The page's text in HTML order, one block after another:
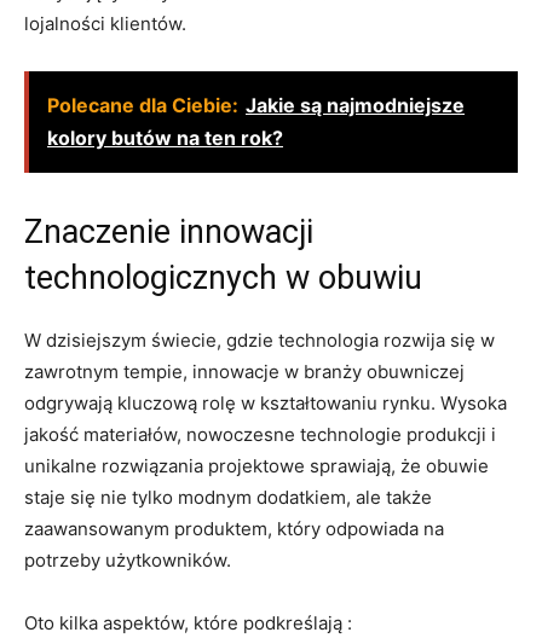
lojalności klientów.
Polecane dla Ciebie: Jakie są najmodniejsze
kolory butów na ten rok?
Znaczenie innowacji
technologicznych w obuwiu
W⁢ dzisiejszym ‍świecie, gdzie technologia rozwija się w
zawrotnym tempie, innowacje⁢ w branży obuwniczej
odgrywają kluczową rolę w ‍kształtowaniu rynku.‌ Wysoka
jakość materiałów, ‌nowoczesne technologie produkcji i
unikalne rozwiązania projektowe sprawiają, że obuwie
staje ‍się nie ⁣tylko modnym dodatkiem, ale także
⁤zaawansowanym produktem, który odpowiada ⁣na
potrzeby użytkowników.
Oto kilka aspektów, które podkreślają :